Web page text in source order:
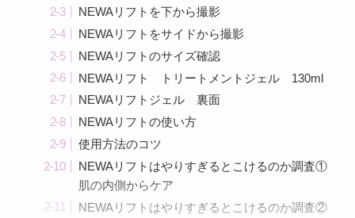
NEWAリフトを下から撮影
NEWAリフトをサイドから撮影
NEWAリフトのサイズ確認
NEWAリフト トリートメントジェル 130ml
NEWAリフトジェル 裏面
NEWAリフトの使い方
使用方法のコツ
NEWAリフトはやりすぎるとこけるのか調査①
肌の内側からケア
NEWAリフトはやりすぎるとこけるのか調査②